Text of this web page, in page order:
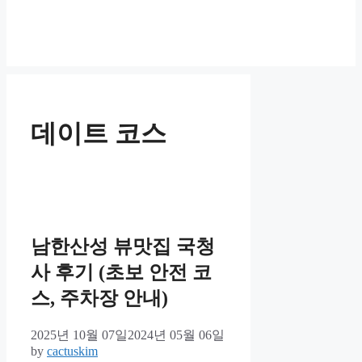
데이트 코스
남한산성 뷰맛집 국청
사 후기 (초보 안전 코
스, 주차장 안내)
2025년 10월 07일2024년 05월 06일
by cactuskim